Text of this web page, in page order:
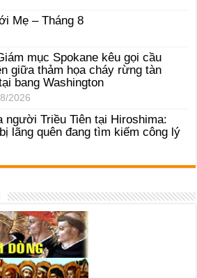
Mẹ – Tháng 8
mục Spokane kêu gọi cầu
giữa thảm họa cháy rừng tàn
bang Washington
2026
người Triều Tiên tại Hiroshima:
lãng quên đang tìm kiếm công lý